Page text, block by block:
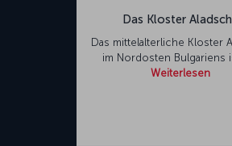
Das Kloster
Das mittelalterliche Kloster
im Nordosten Bulgariens
Weiterlesen